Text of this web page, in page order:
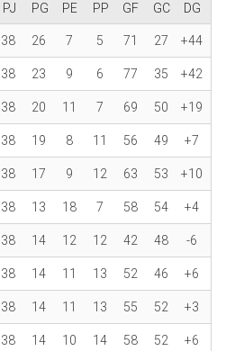
PJ PG PE PP GF GC DG
38 26 7 5 71 27 +44
38 23 9 6 77 35 +42
38 20 11 7 69 50 +19
38 19 8 11 56 49 +7
38 17 9 12 63 53 +10
38 13 18 7 58 54 +4
38 14 12 12 42 48 -6
38 14 11 13 52 46 +6
38 14 11 13 55 52 +3
38 14 10 14 58 52 +6